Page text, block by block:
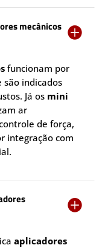
mecânicos 
funcionam por
indicados
Já os mini
ar
de força,
integração com

aplicadores